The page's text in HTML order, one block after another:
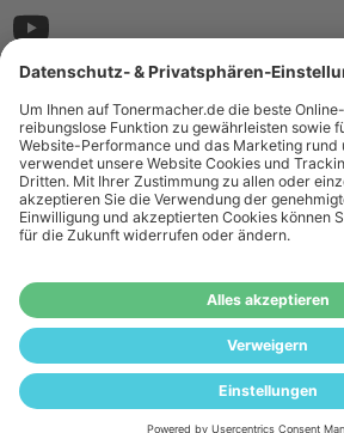
¹ Nur gültig für den Versand innerhalb Deutschlands.
von mindestens 35€ (inkl. Mwst.) an Ampertec
Versand für Sie kostenfrei.
Das Angebot von
nicht an Wiederverkäufer. Wenn Sie
registrieren Sie sich bitte in